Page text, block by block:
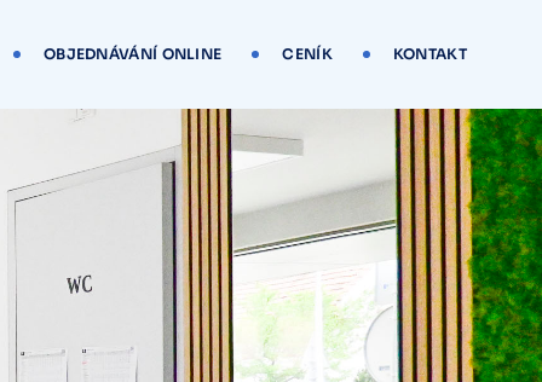
OBJEDNÁVÁNÍ ONLINE CENÍK KONTAKT